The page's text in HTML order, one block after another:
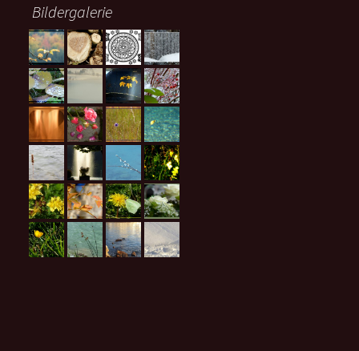
Bildergalerie